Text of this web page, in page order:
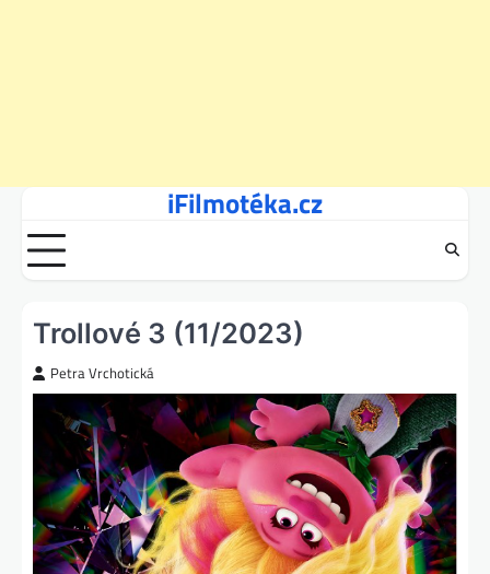
content
iFilmotéka.cz
Trollové 3 (11/2023)
Petra Vrchotická